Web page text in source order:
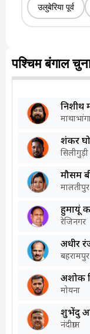
उलुबेरिया पूर्व
पश्चिम बंगाल